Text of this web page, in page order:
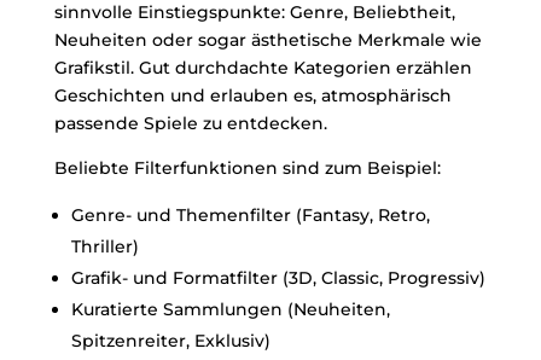
sinnvolle Einstiegspunkte: Genre, Beliebtheit,
Neuheiten oder sogar ästhetische Merkmale wie
Grafikstil. Gut durchdachte Kategorien erzählen
Geschichten und erlauben es, atmosphärisch
passende Spiele zu entdecken.
Beliebte Filterfunktionen sind zum Beispiel:
Genre- und Themenfilter (Fantasy, Retro,
Thriller)
Grafik- und Formatfilter (3D, Classic, Progressiv)
Kuratierte Sammlungen (Neuheiten,
Spitzenreiter, Exklusiv)